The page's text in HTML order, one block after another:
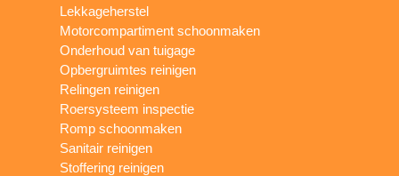
Lekkageherstel
Motorcompartiment schoonmaken
Onderhoud van tuigage
Opbergruimtes reinigen
Relingen reinigen
Roersysteem inspectie
Romp schoonmaken
Sanitair reinigen
Stoffering reinigen